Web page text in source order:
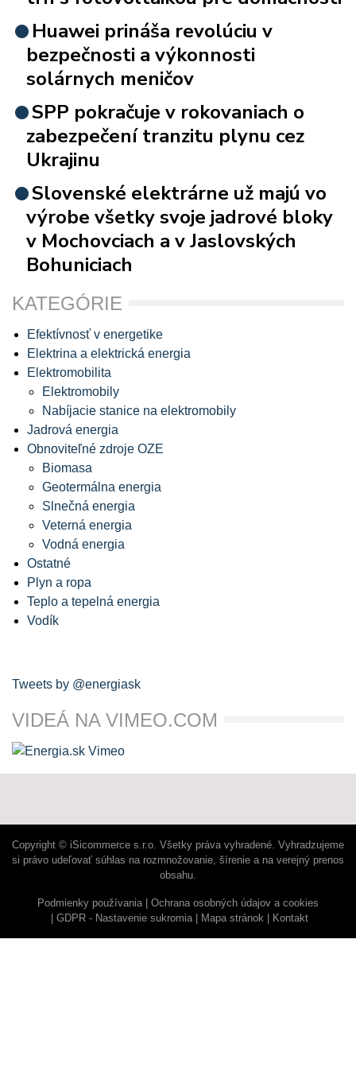
Huawei prináša revolúciu v
bezpečnosti a výkonnosti
solárnych meničov
SPP pokračuje v rokovaniach o
zabezpečení tranzitu plynu cez
Ukrajinu
Slovenské elektrárne už majú vo
výrobe všetky svoje jadrové bloky
v Mochovciach a v Jaslovských
Bohuniciach
KATEGÓRIE
Efektívnosť v energetike
Elektrina a elektrická energia
Elektromobilita
Elektromobily
Nabíjacie stanice na elektromobily
Jadrová energia
Obnoviteľné zdroje OZE
Biomasa
Geotermálna energia
Slnečná energia
Veterná energia
Vodná energia
Ostatné
Plyn a ropa
Teplo a tepelná energia
Vodík
Tweets by @energiask
VIDEÁ NA VIMEO.COM
Copyright © iSicommerce s.r.o. Všetky práva vyhradené. Vyhradzujeme
si právo udeľovať súhlas na rozmnožovanie, šírenie a na verejný prenos
obsahu.
Podmienky používania
Ochrana osobných údajov a cookies
GDPR - Nastavenie sukromia
Mapa stránok Kontakt